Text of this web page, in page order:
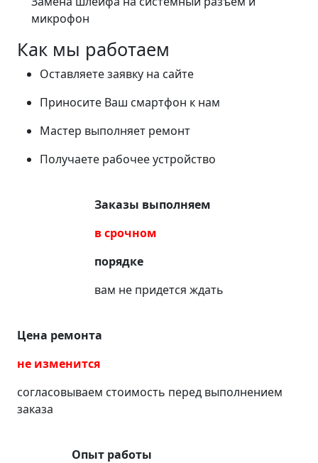
микрофон
Как мы работаем
Оставляете заявку на сайте
Приносите Ваш смартфон к нам
Мастер выполняет ремонт
Получаете рабочее устройство
Заказы выполняем
в срочном
порядке
вам не придется ждать
Цена ремонта
не изменится
согласовываем стоимость перед выполнением
заказа
Опыт работы